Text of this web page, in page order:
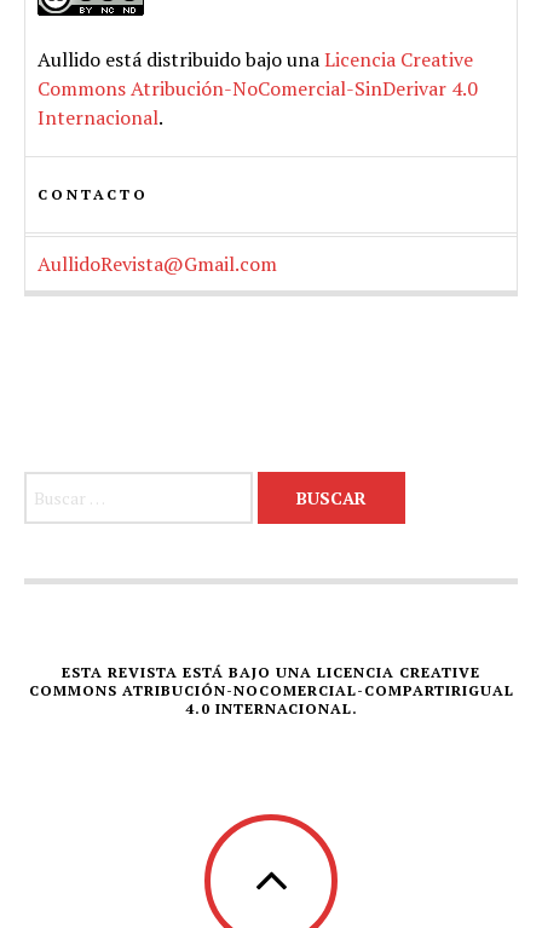
Aullido está distribuido bajo unaLicencia Creative
Commons Atribución-NoComercial-SinDerivar 4.0
Internacional.
CONTACTO
AullidoRevista@Gmail.com
ESTA REVISTA ESTÁ BAJO UNA LICENCIA CREATIVE
COMMONS ATRIBUCIÓN-NOCOMERCIAL-COMPARTIRIGUAL
4.0 INTERNACIONAL.